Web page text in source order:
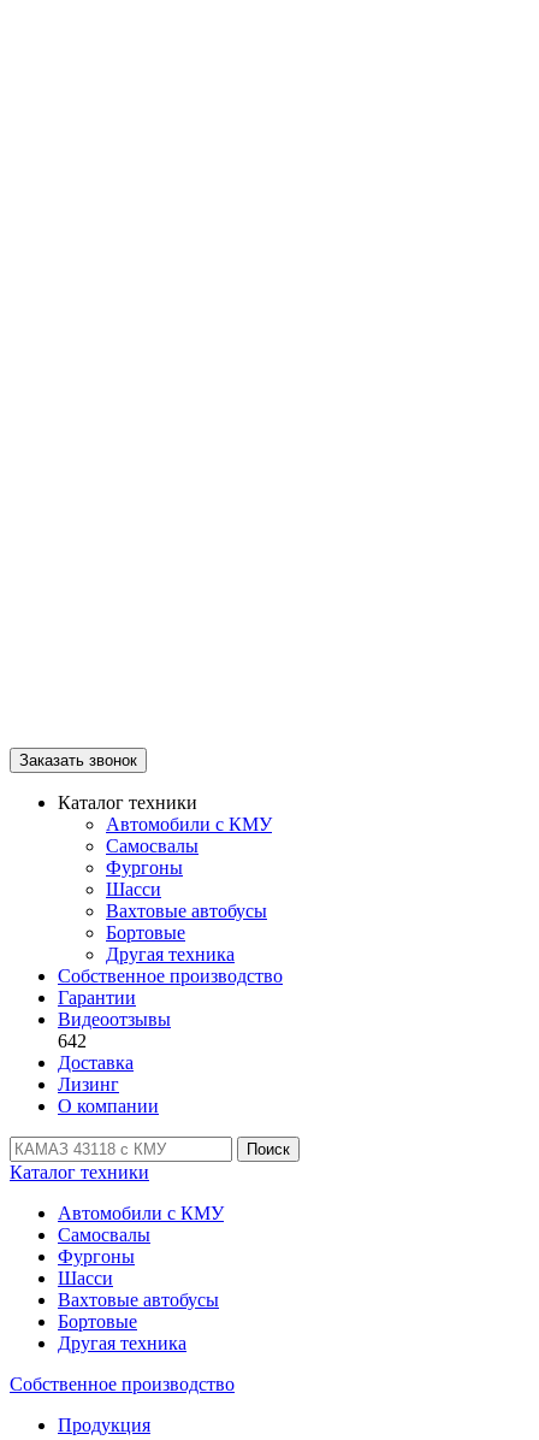
Заказать звонок
Каталог техники
Автомобили с КМУ
Самосвалы
Фургоны
Шасси
Вахтовые автобусы
Бортовые
Другая техника
Собственное производство
Гарантии
Видеоотзывы
642
Доставка
Лизинг
О компании
Поиск
Каталог техники
Автомобили с КМУ
Самосвалы
Фургоны
Шасси
Вахтовые автобусы
Бортовые
Другая техника
Собственное производство
Продукция